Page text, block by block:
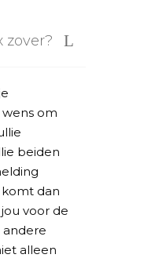
zover?
om
beiden
dan
voor de
andere
alleen